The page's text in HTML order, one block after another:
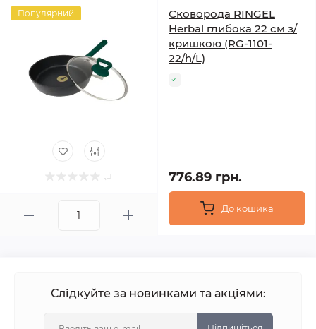
Популярний
Сковорода RINGEL
Herbal глибока 22 см з/
кришкою (RG-1101-
22/h/L)
776.89 грн.
До кошика
Слідкуйте за новинками та акціями: